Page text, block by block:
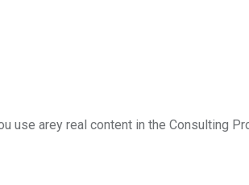
arey real content in the Consulting